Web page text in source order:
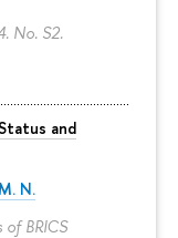
No. S2.
and
N.
BRICS